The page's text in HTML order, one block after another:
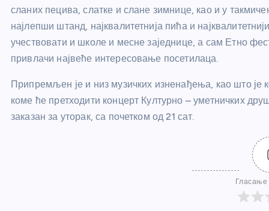
сланих пецива, слатке и слане зимнице, као и у
најлепши штанд, најквалитетнија пића и
учествовати и школе и месне заједнице, а сам Етно
привлачи највеће интересовање посетилаца.
Припремљен је и низ музичких изненађења, као што
коме ће претходити концерт Културно – уметничких
заказан за уторак, са почетком од 21 сат.
Гласање